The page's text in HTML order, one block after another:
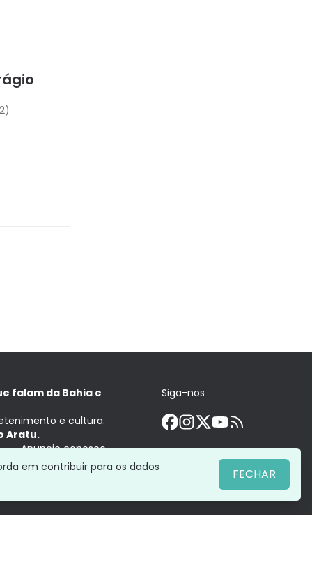
falam da Bahia e
e cultura.
Aratu.
Anuncie conosco
Siga-nos
em contribuir para os dados
FECHAR